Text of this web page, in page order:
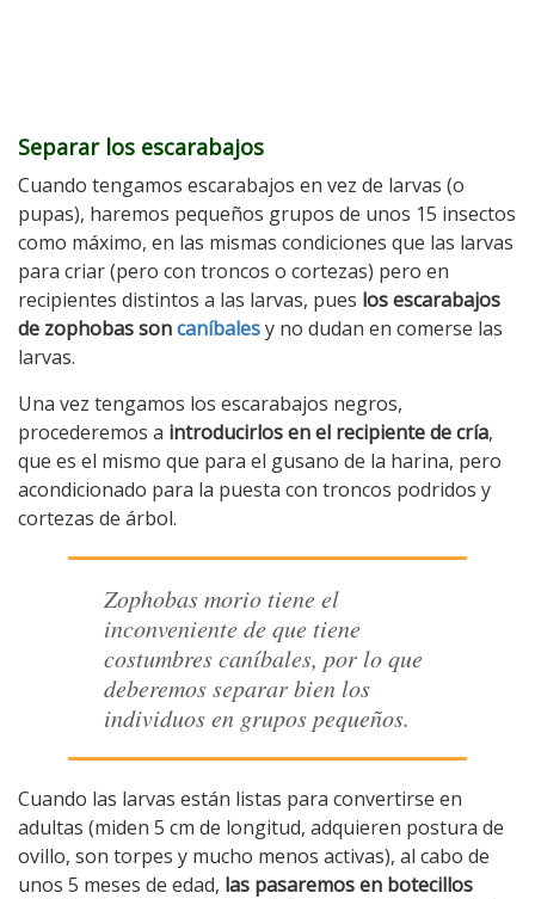
Separar los escarabajos
Cuando tengamos escarabajos en vez de larvas (o
pupas), haremos pequeños grupos de unos 15 insectos
como máximo, en las mismas condiciones que las larvas
para criar (pero con troncos o cortezas) pero en
recipientes distintos a las larvas, pues los escarabajos
de zophobas soncaníbalesy no dudan en comerse las
larvas.
Una vez tengamos los escarabajos negros,
procederemos a introducirlos en el recipiente de cría,
que es el mismo que para el gusano de la harina, pero
acondicionado para la puesta con troncos podridos y
cortezas de árbol.
Zophobas moriotiene el
inconveniente de que tiene
costumbres caníbales, por lo que
deberemos separar bien los
individuos en grupos pequeños.
Cuando las larvas están listas para convertirse en
adultas (miden 5 cm de longitud, adquieren postura de
ovillo, son torpes y mucho menos activas), al cabo de
unos 5 meses de edad, las pasaremos en botecillos